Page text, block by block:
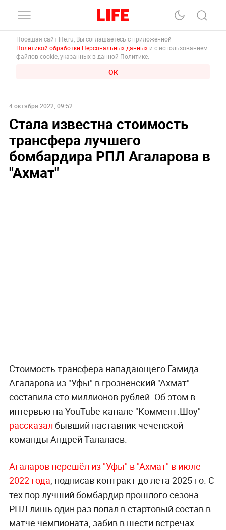
Посещая сайт life.ru, Вы соглашаетесь с приложенной
Политикой обработки Персональных данных и с использованием
файлов cookie, указанных в данной Политике.
ОК
4 октября 2022, 09:52
Стала известна стоимость
трансфера лучшего
бомбардира РПЛ Агаларова в
"Ахмат"
Стоимость трансфера нападающего Гамида
Агаларова из "Уфы" в грозненский "Ахмат"
составила сто миллионов рублей. Об этом в
интервью на YouTube-канале "Коммент.Шоу"
рассказал бывший наставник чеченской
команды Андрей Талалаев.
Агаларов перешёл из "Уфы" в "Ахмат" в июле
2022 года , подписав контракт до лета 2025-го. С
тех пор лучший бомбардир прошлого сезона
РПЛ лишь один раз попал в стартовый состав в
матче чемпионата, забив в шести встречах